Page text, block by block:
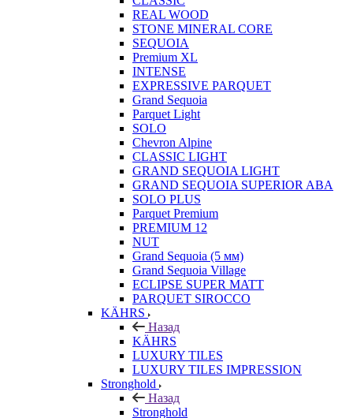
REAL WOOD
STONE MINERAL CORE
SEQUOIA
Premium XL
INTENSE
EXPRESSIVE PARQUET
Grand Sequoia
Parquet Light
SOLO
Chevron Alpine
CLASSIC LIGHT
GRAND SEQUOIA LIGHT
GRAND SEQUOIA SUPERIOR ABA
SOLO PLUS
Parquet Premium
PREMIUM 12
NUT
Grand Sequoia (5 мм)
Grand Sequoia Village
ECLIPSE SUPER MATT
PARQUET SIROCCO
KÄHRS
Назад
KÄHRS
LUXURY TILES
LUXURY TILES IMPRESSION
Stronghold
Назад
Stronghold